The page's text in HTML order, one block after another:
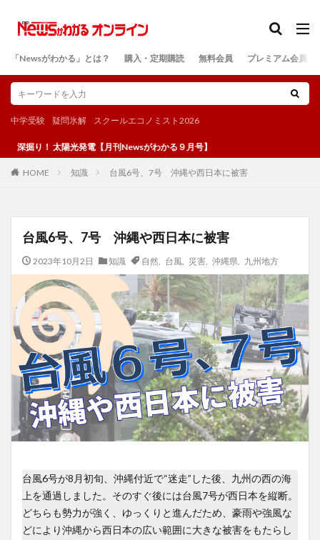
「Newsがわかる」とは？ 購入・定期購読 無料会員 プレミアム会員
中学受験 疑問氷解 スクールエコノミスト2026
！ 太陽光発電【月刊Newsがわかる９月号】
HOME 知識 台風6号、7号 沖縄や西日本に被害
台風6号、7号 沖縄や西日本に被害
2023年10月2日 知識 自然 台風 災害, 沖縄県 九州地方
台風6号が8月初旬、沖縄付近で“迷走”した後、九州の西の海
上を通過しました。そのすぐ後には台風7号が西日本を縦断。
どちらも勢力が強く、ゆっくりと進んだため、豪雨や強風な
どにより沖縄から西日本の広い範囲に大きな被害をもたらし
検索